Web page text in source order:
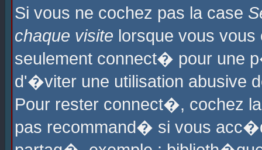
Si vous ne cochez pas la case
chaque visite lorsque vous
seulement connect� pour une
d'�viter une utilisation abusive
Pour rester connect�, cochez
pas recommand� si vous